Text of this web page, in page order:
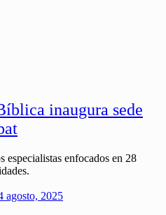
inaugura sede
especialistas enfocados en 28
agosto, 2025